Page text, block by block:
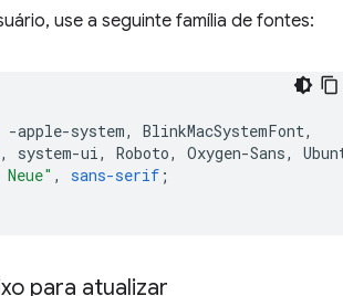
use a seguinte família de fontes:
-apple-system, BlinkMacSystemFont,
, system-ui , Roboto, Oxygen-Sans,
, sans-serif ;
para atualizar